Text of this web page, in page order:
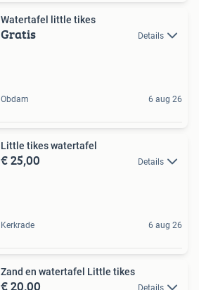
Watertafel little tikes
Gratis Details
Obdam 6 aug 26
Little tikes watertafel
€ 25,00 Details
Kerkrade 6 aug 26
Zand en watertafel Little tikes
€ 20,00 Details